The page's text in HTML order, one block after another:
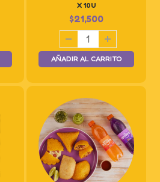
X 10U
$21,500
AÑADIR AL CARRITO